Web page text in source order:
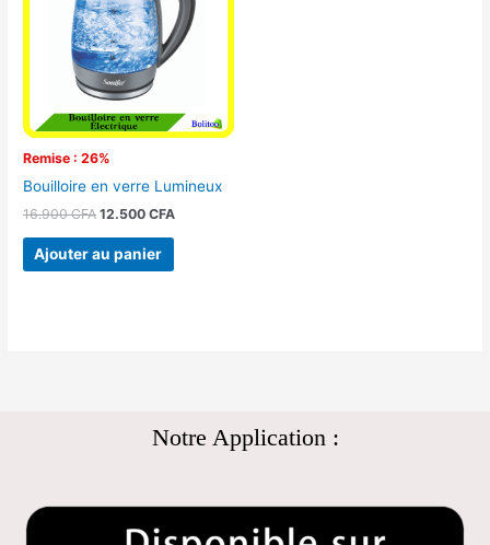
Remise : 26%
Bouilloire en verre Lumineux
16.900CFA
16.900 CFA.
12.500CFA
12.500 CFA.
Ajouter au panier
Notre Application :